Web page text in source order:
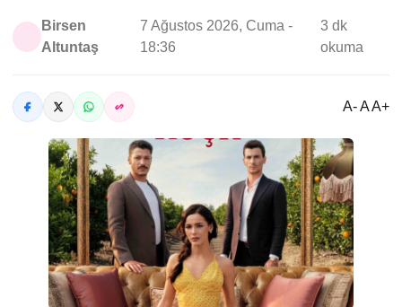
Birsen
Altuntaş
7 Ağustos 2026, Cuma -
18:36
3 dk
okuma
A- A A+